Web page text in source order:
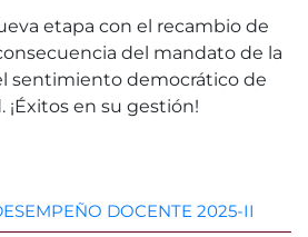
etapa con el recambio de
del mandato de la
sentimiento democrático de
en su gestión!
DOCENTE 2025-II